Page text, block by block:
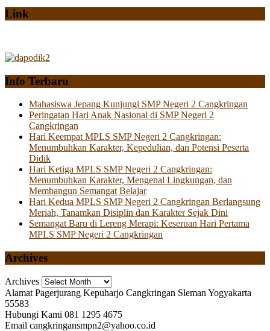
Link
Info Terbaru
Mahasiswa Jepang Kunjungi SMP Negeri 2 Cangkringan
Peringatan Hari Anak Nasional di SMP Negeri 2
Cangkringan
Hari Keempat MPLS SMP Negeri 2 Cangkringan:
Menumbuhkan Karakter, Kepedulian, dan Potensi Peserta
Didik
Hari Ketiga MPLS SMP Negeri 2 Cangkringan:
Menumbuhkan Karakter, Mengenal Lingkungan, dan
Membangun Semangat Belajar
Hari Kedua MPLS SMP Negeri 2 Cangkringan Berlangsung
Meriah, Tanamkan Disiplin dan Karakter Sejak Dini
Semangat Baru di Lereng Merapi: Keseruan Hari Pertama
MPLS SMP Negeri 2 Cangkringan
Archives
Archives
Alamat Pagerjurang Kepuharjo Cangkringan Sleman Yogyakarta
55583
Hubungi Kami 081 1295 4675
Email cangkringansmpn2@yahoo.co.id